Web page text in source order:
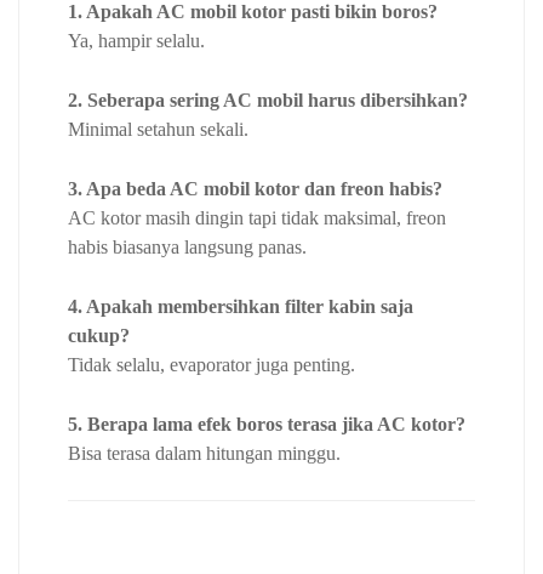
1. Apakah AC mobil kotor pasti bikin boros?
Ya, hampir selalu.
2. Seberapa sering AC mobil harus dibersihkan?
Minimal setahun sekali.
3. Apa beda AC mobil kotor dan freon habis?
AC kotor masih dingin tapi tidak maksimal, freon
habis biasanya langsung panas.
4. Apakah membersihkan filter kabin saja
cukup?
Tidak selalu, evaporator juga penting.
5. Berapa lama efek boros terasa jika AC kotor?
Bisa terasa dalam hitungan minggu.